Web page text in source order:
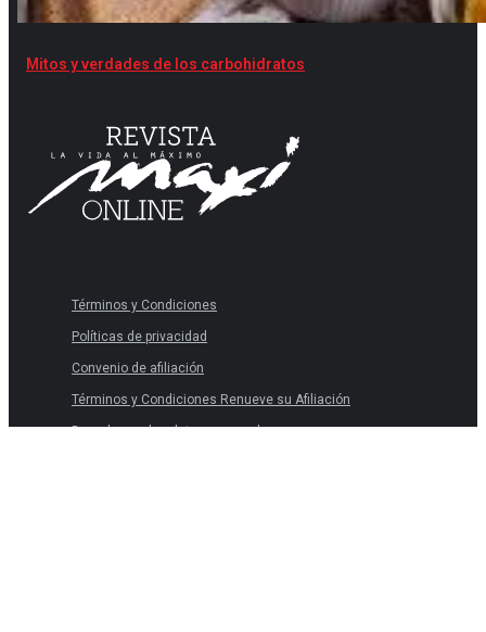
Mitos y verdades de los carbohidratos
Términos y Condiciones
Políticas de privacidad
Convenio de afiliación
Términos y Condiciones Renueve su Afiliación
Derechos sobre datos personales